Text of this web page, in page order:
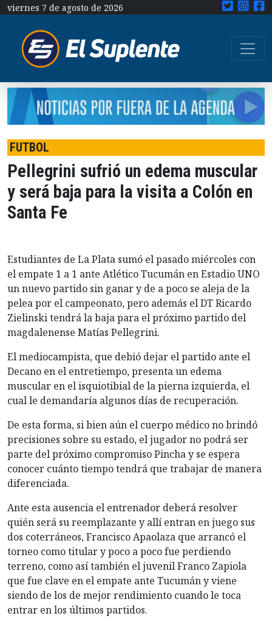
viernes 7 de agosto de 2026
FUTBOL
Pellegrini sufrió un edema muscular
y será baja para la visita a Colón en
Santa Fe
Estudiantes de La Plata sumó el pasado miércoles con
el empate 1 a 1 ante Atlético Tucumán en Estadio UNO
un nuevo partido sin ganar y de a poco se aleja de la
pelea por el campeonato, pero además el DT Ricardo
Zielinski tendrá la baja para el próximo partido del
magdalenense Matías Pellegrini.
El mediocampista, que debió dejar el partido ante el
Decano en el entretiempo, presenta un edema
muscular en el isquiotibial de la pierna izquierda, el
cual le demandaría algunos días de recuperación.
De esta forma, si bien aún el cuerpo médico no brindó
precisiones sobre su estado, el jugador no podrá ser
parte del próximo compromiso Pincha y se espera
conocer cuánto tiempo tendrá que trabajar de manera
diferenciada.
Ante esta ausencia el entrenador deberá resolver
quién será su reemplazante y allí entran en juego sus
dos coterráneos, Francisco Apaolaza que arrancó el
torneo como titular y poco a poco fue perdiendo
terreno, como así también el juvenil Franco Zapiola
que fue clave en el empate ante Tucumán y viene
siendo de los de mejor rendimiento cuando le toca
entrar en los últimos partidos.